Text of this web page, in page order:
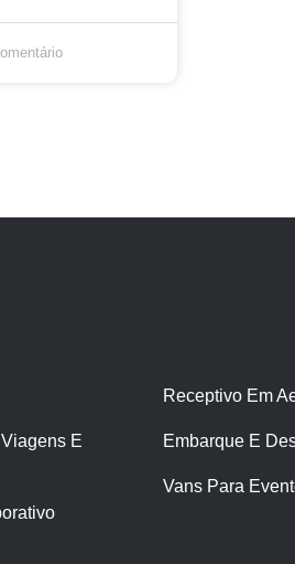
E
Receptivo Em
Embarque E
Vans Para